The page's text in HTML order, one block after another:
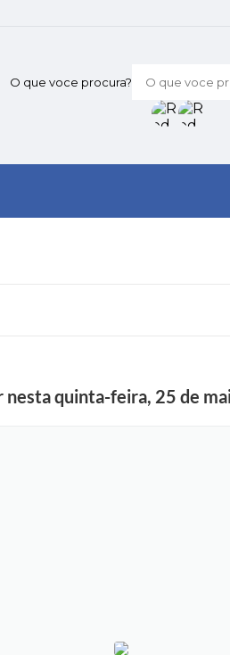
O que voce procura?
quinta-feira, 25 de